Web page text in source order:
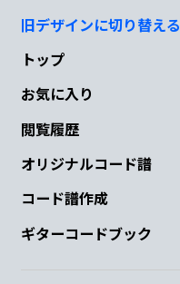
旧デザインに切り替える
トップ
お気に入り
閲覧履歴
オリジナルコード譜
コード譜作成
ギターコードブック